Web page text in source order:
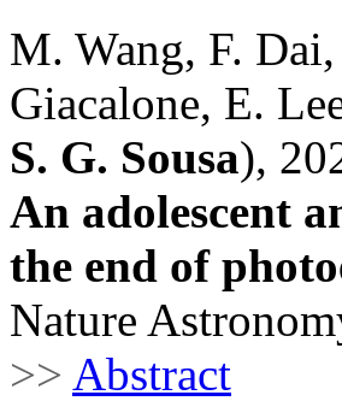
M. Wang, F.
Giacalone, E.
S. G. Sousa),
An adolescent
the end of
Nature
>> Abstract